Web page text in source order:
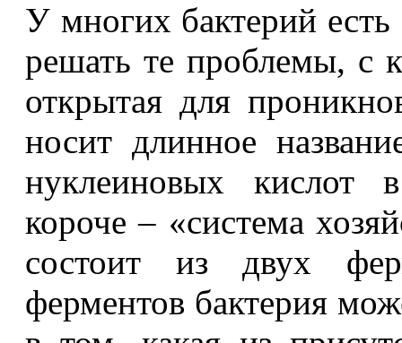
У многих бактерий
решать те проблемы, с
открытая для
носит длинное
нуклеиновых кислот
короче – «система
состоит из двух
ферментов бактерия